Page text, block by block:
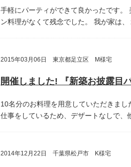
手軽にパーティができて良かったです。
ン料理がなくて残念でした。
我が家は、
2015年03月06日 東京都足立区 M様宅
10名分のお料理を用意していただきま
仕事をしているため、デザートなしで、
2014年12月22日 千葉県松戸市 K様宅